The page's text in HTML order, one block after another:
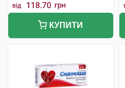
від 118.70 грн
КУПИТИ